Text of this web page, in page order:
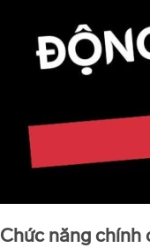
Chức năng chính